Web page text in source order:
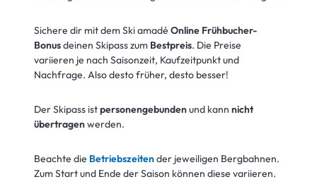
Sichere dir mit dem Ski amadé Online Frühbucher-
Bonusdeinen Skipass zum Bestpreis. Die Preise
variieren je nach Saisonzeit, Kaufzeitpunkt und
Nachfrage. Also desto früher, desto besser!
Der Skipass istpersonengebundenund kann nicht
übertragenwerden.
Beachte die Betriebszeitender jeweiligen Bergbahnen.
Zum Start und Ende der Saison können diese variieren.